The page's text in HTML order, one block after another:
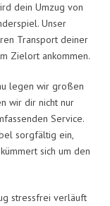
dein Umzug von
Unser
Transport deiner
Zielort ankommen.
legen wir großen
wir dir nicht nur
Service.
sorgfältig ein,
sich um den
stressfrei verläuft